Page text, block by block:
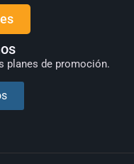
planes de promoción.